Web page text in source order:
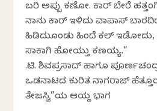
ಬರಿ ಅಪ್ಪು ಕಣೋ. ಕಾರ್ ಬೇರೆ
ನಾನು ಕಾರ್ ಇಳಿದು ವಾಪಾಸ್
ಹಿಡಿದುಕೊಂಡು ಹಿಂದೆ ಕಲ್ ಇಡೋದು,
ಸಾಕಾಗಿ ಹೋಯ್ತು ಕಣಯ್ಯ.”
ಕೆ.ಟಿ. ಶಿವಪ್ರಸಾದ್ ಹಾಗೂ
ಒಡನಾಟದ ಕುರಿತ ನಾಗರಾಜ್‌
ತೇಜಸ್ವಿ”ಯ ಆಯ್ದ ಭಾಗ